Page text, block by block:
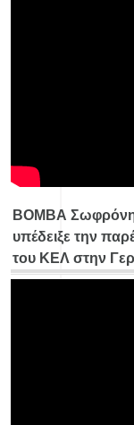
ΒΟΜΒΑ
υπέδειξε την
του ΚΕΛ στην